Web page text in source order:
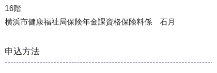
16階
横浜市健康福祉局保険年金課資格保険料係 石月
申込方法